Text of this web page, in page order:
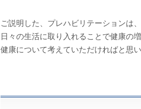
ご説明した、プレハビリテーションは
日々の生活に取り入れることで健康の
健康について考えていただければと思い